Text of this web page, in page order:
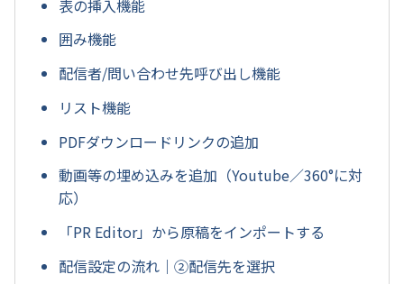
表の挿入機能
囲み機能
配信者/問い合わせ先呼び出し機能
リスト機能
PDFダウンロードリンクの追加
動画等の埋め込みを追加（Youtube／360°に対
応）
「PR Editor」から原稿をインポートする
配信設定の流れ｜②配信先を選択